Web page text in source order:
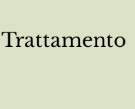
Trattamento